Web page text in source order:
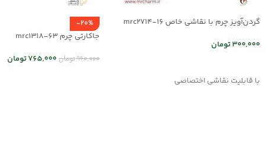
گردن‌آویز چرم با نقاشی خاص mrc2714-16
300,000تومان
با قابلیت نقاشی اختصاصی
-20%
جاکارتی چرم mrc1318-63
960,000تومان765,000تومان